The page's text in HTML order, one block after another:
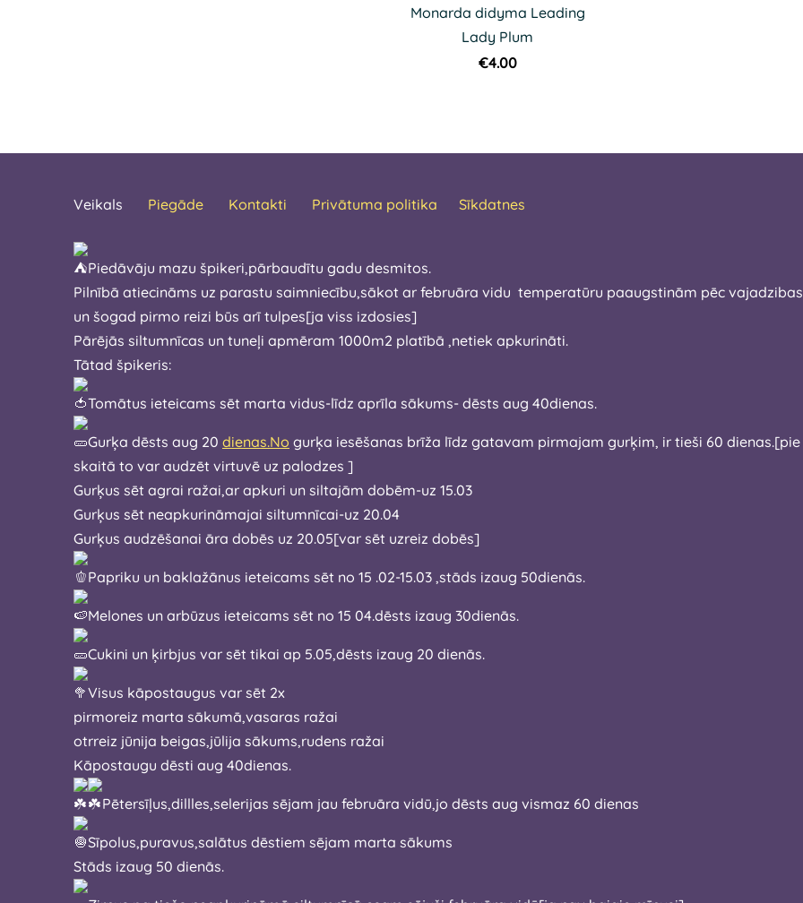
Monarda didyma Leading
Lady Plum
€4.00
Veikals Piegāde Kontakti Privātuma politika Sīkdatnes
Piedāvāju mazu špikeri,pārbaudītu gadu desmitos.
Pilnībā atiecināms uz parastu saimniecību,sākot ar februāra vidu temperatūru paaugstinām pēc
un šogad pirmo reizi būs arī tulpes[ja viss izdosies]
Pārējās siltumnīcas un tuneļi apmēram 1000m2 platībā ,netiek apkurināti.
Tātad špikeris:
Tomātus ieteicams sēt marta vidus-līdz aprīla sākums- dēsts aug 40dienas.
Gurķa dēsts aug 20 dienas.No gurķa iesēšanas brīža līdz gatavam pirmajam gurķim, ir tieši 60 dienas.[pie diezgan pieticīgiem apstākļiem ,tai
skaitā to var audzēt virtuvē uz palodzes ]
Gurķus sēt agrai ražai,ar apkuri un siltajām dobēm-uz 15.03
Gurķus sēt neapkurināmajai siltumnīcai-uz 20.04
Gurķus audzēšanai āra dobēs uz 20.05[var sēt uzreiz dobēs]
Papriku un baklažānus ieteicams sēt no 15 .02-15.03 ,stāds izaug 50dienās.
Melones un arbūzus ieteicams sēt no 15 04.dēsts izaug 30dienās.
Cukini un ķirbjus var sēt tikai ap 5.05,dēsts izaug 20 dienās.
Visus kāpostaugus var sēt 2x
pirmoreiz marta sākumā,vasaras ražai
otrreiz jūnija beigas,jūlija sākums,rudens ražai
Kāpostaugu dēsti aug 40dienas.
Pētersīļus,dillles,selerijas sējam jau februāra vidū,jo dēsts aug vismaz 60 dienas
Sīpolus,puravus,salātus dēstiem sējam marta sākums
Stāds izaug 50 dienās.